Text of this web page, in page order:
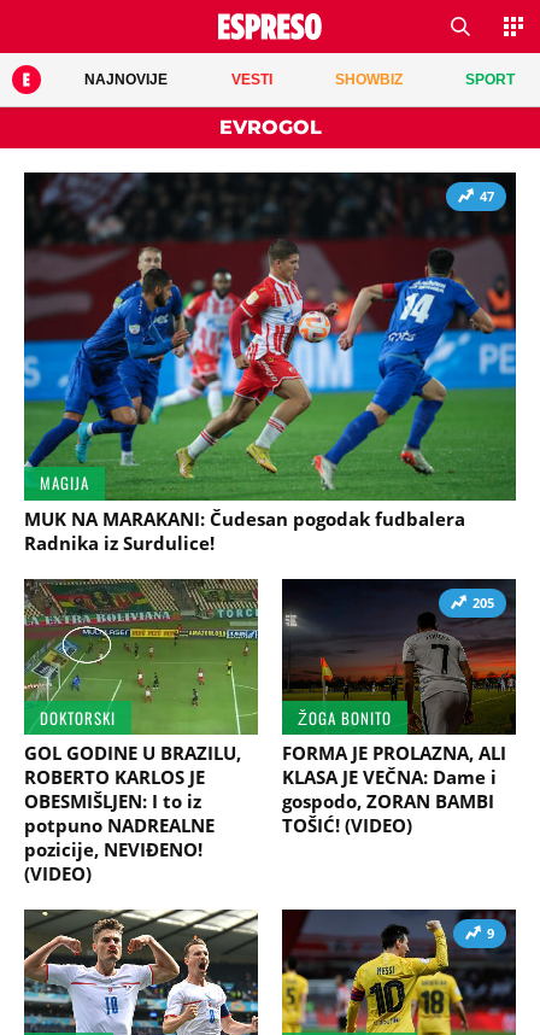
NAJNOVIJE VESTI SHOWBIZ SPORT
EVROGOL
47
MAGIJA
MUK NA MARAKANI: Čudesan pogodak fudbalera
Radnika iz Surdulice!
DOKTORSKI
GOL GODINE U BRAZILU,
ROBERTO KARLOS JE
OBESMIŠLJEN: I to iz
potpuno NADREALNE
pozicije, NEVIĐENO!
(VIDEO)
205
ŽOGA BONITO
FORMA JE PROLAZNA, ALI
KLASA JE VEČNA: Dame i
gospodo, ZORAN BAMBI
TOŠIĆ! (VIDEO)
9